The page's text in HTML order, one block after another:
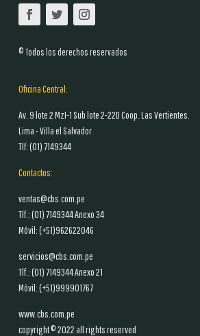
© Todos los derechos reservados
Oficina Central:
Av. 9 lote 2 MzI-1 Sub lote 2-22D Coop. Las Vertientes.
Lima - Villa el Salvador
Tlf: (01)7149344
Contactos:
ventas@cbs.com.pe
Tlf.: (01)7149344 Anexo 34
Móvil: (+51)962622046
servicios@cbs.com.pe
Tlf.: (01)7149344 Anexo 21
Móvil: (+51)999901767
www.cbs.com.pe
copyright © 2022 all rights reserved